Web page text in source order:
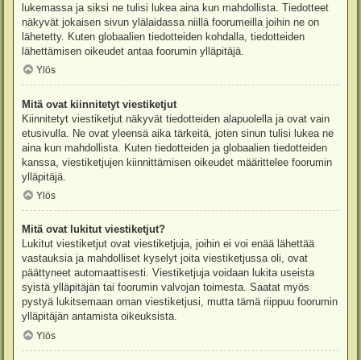
lukemassa ja siksi ne tulisi lukea aina kun mahdollista. Tiedotteet
näkyvät jokaisen sivun ylälaidassa niillä foorumeilla joihin ne on
lähetetty. Kuten globaalien tiedotteiden kohdalla, tiedotteiden
lähettämisen oikeudet antaa foorumin ylläpitäjä.
Ylös
Mitä ovat kiinnitetyt viestiketjut
Kiinnitetyt viestiketjut näkyvät tiedotteiden alapuolella ja ovat vain
etusivulla. Ne ovat yleensä aika tärkeitä, joten sinun tulisi lukea ne
aina kun mahdollista. Kuten tiedotteiden ja globaalien tiedotteiden
kanssa, viestiketjujen kiinnittämisen oikeudet määrittelee foorumin
ylläpitäjä.
Ylös
Mitä ovat lukitut viestiketjut?
Lukitut viestiketjut ovat viestiketjuja, joihin ei voi enää lähettää
vastauksia ja mahdolliset kyselyt joita viestiketjussa oli, ovat
päättyneet automaattisesti. Viestiketjuja voidaan lukita useista
syistä ylläpitäjän tai foorumin valvojan toimesta. Saatat myös
pystyä lukitsemaan oman viestiketjusi, mutta tämä riippuu foorumin
ylläpitäjän antamista oikeuksista.
Ylös